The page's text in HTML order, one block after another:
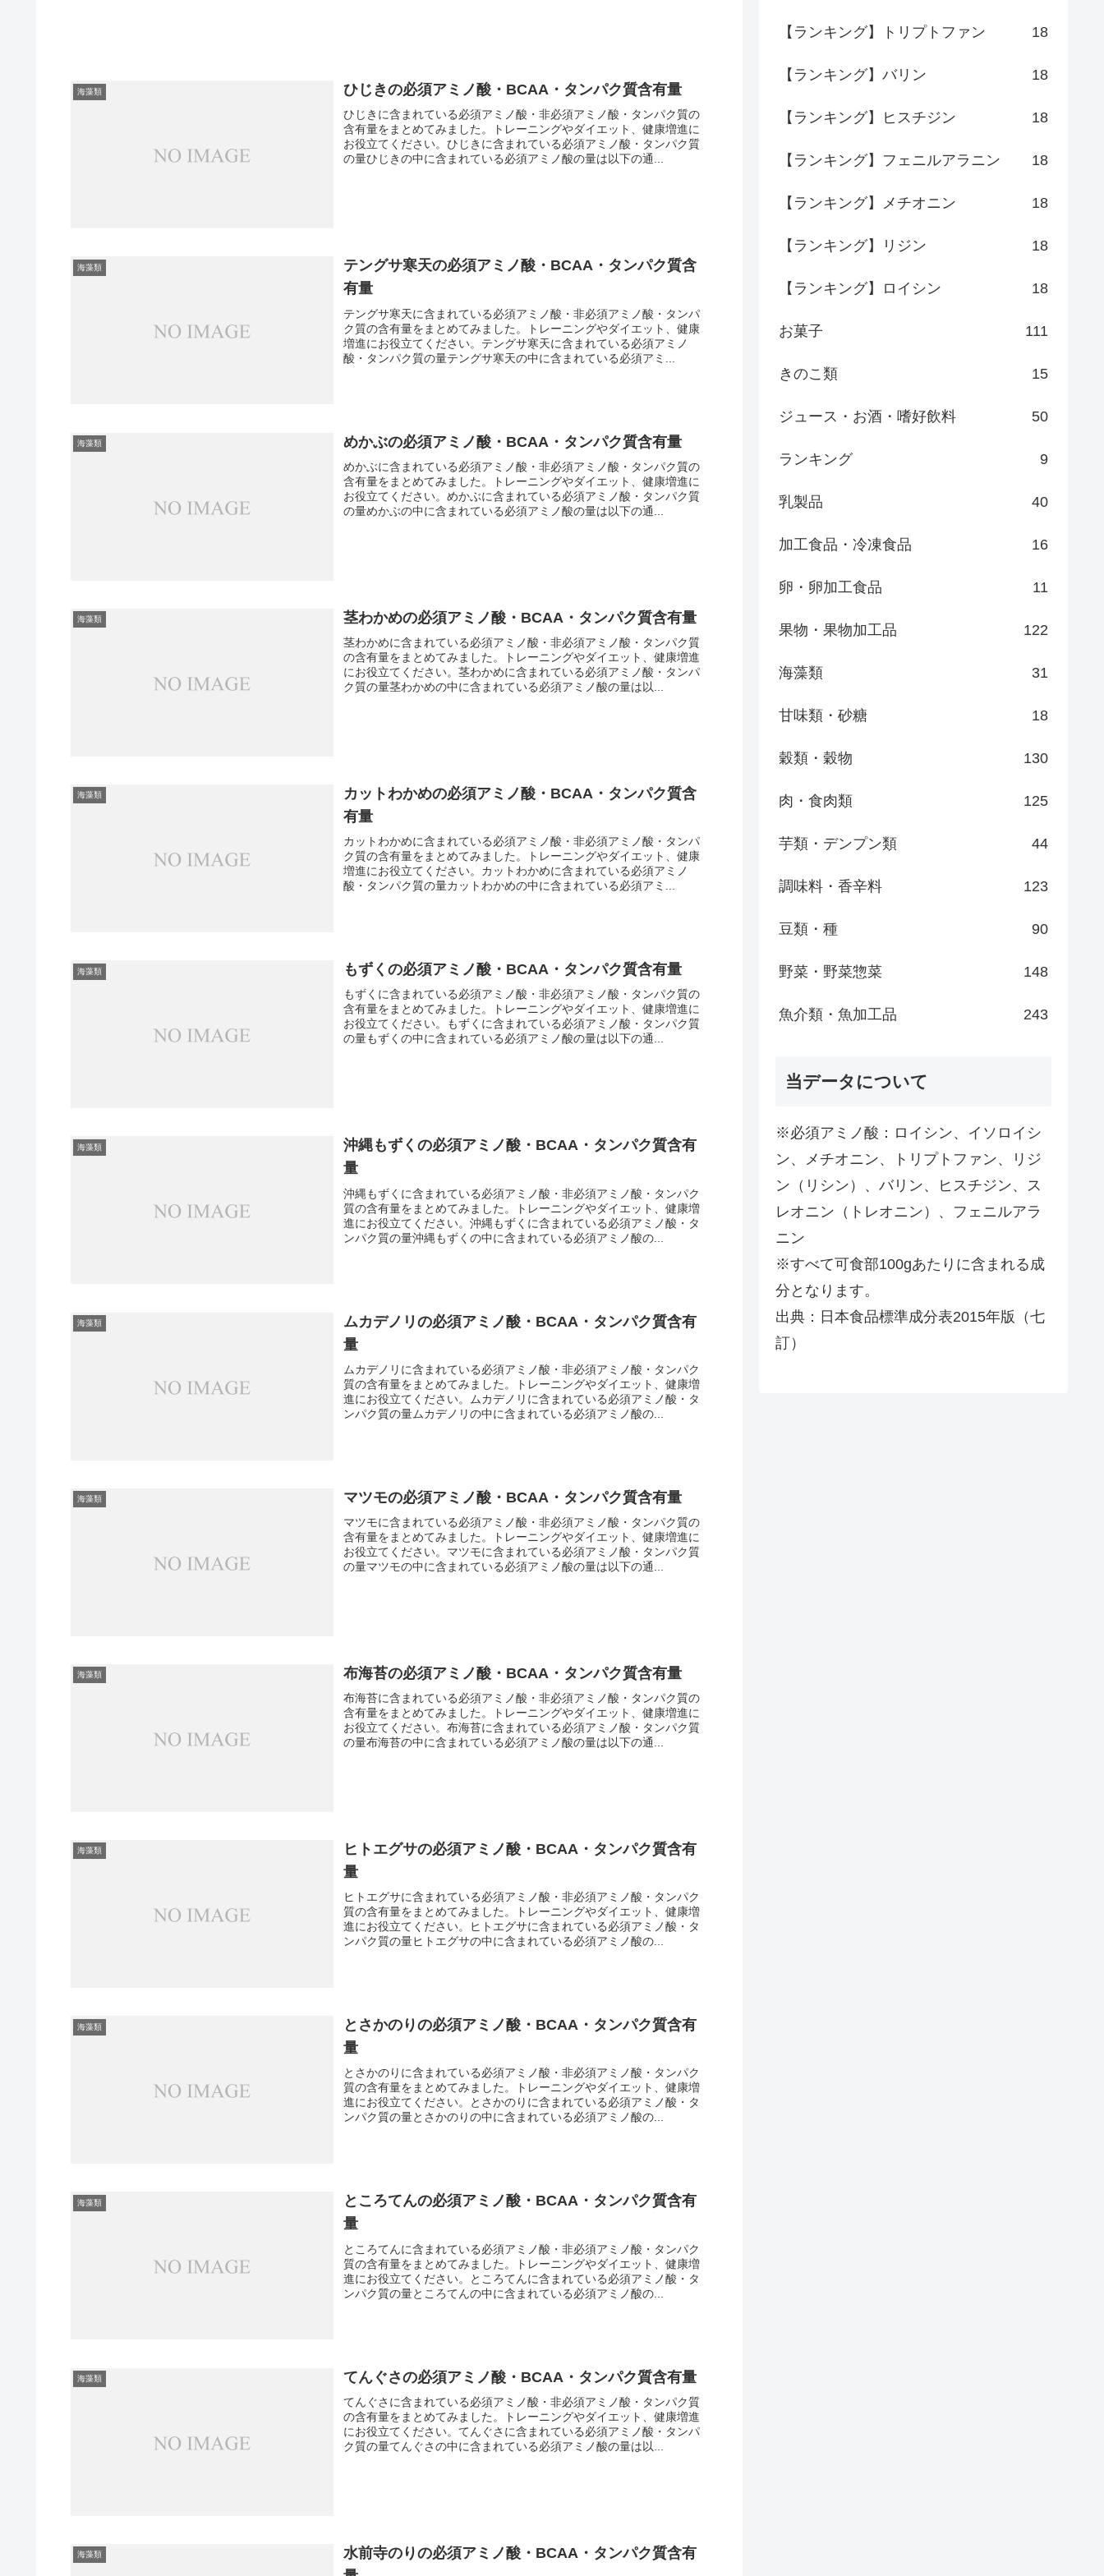
海藻類 ひじきの必須アミノ酸・BCAA・タンパク質含有量
ひじきに含まれている必須アミノ酸・非必須アミノ酸・タンパク質の
含有量をまとめてみました。トレーニングやダイエット、健康増進に
お役立てください。ひじきに含まれている必須アミノ酸・タンパク質
の量ひじきの中に含まれている必須アミノ酸の量は以下の通...
海藻類
テングサ寒天の必須アミノ酸・BCAA・タンパク質含
有量
テングサ寒天に含まれている必須アミノ酸・非必須アミノ酸・タンパ
ク質の含有量をまとめてみました。トレーニングやダイエット、健康
増進にお役立てください。テングサ寒天に含まれている必須アミノ
酸・タンパク質の量テングサ寒天の中に含まれている必須アミ...
海藻類 めかぶの必須アミノ酸・BCAA・タンパク質含有量
めかぶに含まれている必須アミノ酸・非必須アミノ酸・タンパク質の
含有量をまとめてみました。トレーニングやダイエット、健康増進に
お役立てください。めかぶに含まれている必須アミノ酸・タンパク質
の量めかぶの中に含まれている必須アミノ酸の量は以下の通...
海藻類 茎わかめの必須アミノ酸・BCAA・タンパク質含有量
茎わかめに含まれている必須アミノ酸・非必須アミノ酸・タンパク質
の含有量をまとめてみました。トレーニングやダイエット、健康増進
にお役立てください。茎わかめに含まれている必須アミノ酸・タンパ
ク質の量茎わかめの中に含まれている必須アミノ酸の量は以...
海藻類
カットわかめの必須アミノ酸・BCAA・タンパク質含
有量
カットわかめに含まれている必須アミノ酸・非必須アミノ酸・タンパ
ク質の含有量をまとめてみました。トレーニングやダイエット、健康
増進にお役立てください。カットわかめに含まれている必須アミノ
酸・タンパク質の量カットわかめの中に含まれている必須アミ...
海藻類 もずくの必須アミノ酸・BCAA・タンパク質含有量
もずくに含まれている必須アミノ酸・非必須アミノ酸・タンパク質の
含有量をまとめてみました。トレーニングやダイエット、健康増進に
お役立てください。もずくに含まれている必須アミノ酸・タンパク質
の量もずくの中に含まれている必須アミノ酸の量は以下の通...
海藻類
沖縄もずくの必須アミノ酸・BCAA・タンパク質含有
量
沖縄もずくに含まれている必須アミノ酸・非必須アミノ酸・タンパク
質の含有量をまとめてみました。トレーニングやダイエット、健康増
進にお役立てください。沖縄もずくに含まれている必須アミノ酸・タ
ンパク質の量沖縄もずくの中に含まれている必須アミノ酸の...
海藻類
ムカデノリの必須アミノ酸・BCAA・タンパク質含有
量
ムカデノリに含まれている必須アミノ酸・非必須アミノ酸・タンパク
質の含有量をまとめてみました。トレーニングやダイエット、健康増
進にお役立てください。ムカデノリに含まれている必須アミノ酸・タ
ンパク質の量ムカデノリの中に含まれている必須アミノ酸の...
海藻類 マツモの必須アミノ酸・BCAA・タンパク質含有量
マツモに含まれている必須アミノ酸・非必須アミノ酸・タンパク質の
含有量をまとめてみました。トレーニングやダイエット、健康増進に
お役立てください。マツモに含まれている必須アミノ酸・タンパク質
の量マツモの中に含まれている必須アミノ酸の量は以下の通...
海藻類 布海苔の必須アミノ酸・BCAA・タンパク質含有量
布海苔に含まれている必須アミノ酸・非必須アミノ酸・タンパク質の
含有量をまとめてみました。トレーニングやダイエット、健康増進に
お役立てください。布海苔に含まれている必須アミノ酸・タンパク質
の量布海苔の中に含まれている必須アミノ酸の量は以下の通...
海藻類
ヒトエグサの必須アミノ酸・BCAA・タンパク質含有
量
ヒトエグサに含まれている必須アミノ酸・非必須アミノ酸・タンパク
質の含有量をまとめてみました。トレーニングやダイエット、健康増
進にお役立てください。ヒトエグサに含まれている必須アミノ酸・タ
ンパク質の量ヒトエグサの中に含まれている必須アミノ酸の...
海藻類
とさかのりの必須アミノ酸・BCAA・タンパク質含有
量
とさかのりに含まれている必須アミノ酸・非必須アミノ酸・タンパク
質の含有量をまとめてみました。トレーニングやダイエット、健康増
進にお役立てください。とさかのりに含まれている必須アミノ酸・タ
ンパク質の量とさかのりの中に含まれている必須アミノ酸の...
海藻類
ところてんの必須アミノ酸・BCAA・タンパク質含有
量
ところてんに含まれている必須アミノ酸・非必須アミノ酸・タンパク
質の含有量をまとめてみました。トレーニングやダイエット、健康増
進にお役立てください。ところてんに含まれている必須アミノ酸・タ
ンパク質の量ところてんの中に含まれている必須アミノ酸の...
海藻類 てんぐさの必須アミノ酸・BCAA・タンパク質含有量
てんぐさに含まれている必須アミノ酸・非必須アミノ酸・タンパク質
の含有量をまとめてみました。トレーニングやダイエット、健康増進
にお役立てください。てんぐさに含まれている必須アミノ酸・タンパ
ク質の量てんぐさの中に含まれている必須アミノ酸の量は以...
海藻類
水前寺のりの必須アミノ酸・BCAA・タンパク質含有
【ランキング】トリプトファン 18
【ランキング】バリン 18
【ランキング】ヒスチジン 18
【ランキング】フェニルアラニン 18
【ランキング】メチオニン 18
【ランキング】リジン 18
【ランキング】ロイシン 18
お菓子 111
きのこ類 15
ジュース・お酒・嗜好飲料 50
ランキング 9
乳製品 40
加工食品・冷凍食品 16
卵・卵加工食品 11
果物・果物加工品 122
海藻類 31
甘味類・砂糖 18
穀類・穀物 130
肉・食肉類 125
芋類・デンプン類 44
調味料・香辛料 123
豆類・種 90
野菜・野菜惣菜 148
魚介類・魚加工品 243
当データについて
※必須アミノ酸：ロイシン、イソロイシ
ン、メチオニン、トリプトファン、リジ
ン（リシン）、バリン、ヒスチジン、ス
レオニン（トレオニン）、フェニルアラ
ニン
※すべて可食部100gあたりに含まれる成
分となります。
出典：日本食品標準成分表2015年版（七
訂）